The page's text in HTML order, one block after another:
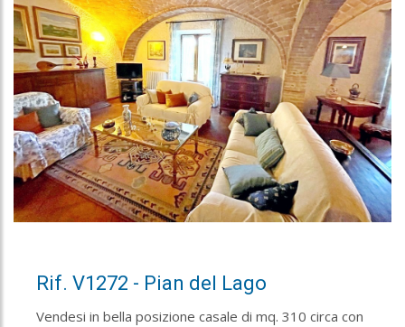
Rif. V1272 - Pian del Lago
Vendesi in bella posizione casale di mq. 310 circa con